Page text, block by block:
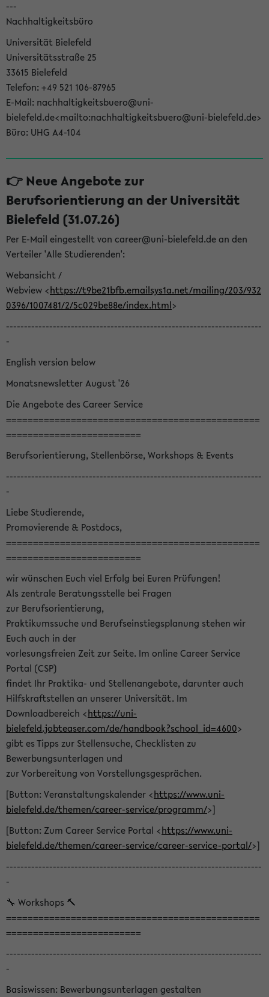
---
Nachhaltigkeitsbüro
Universität Bielefeld
Universitätsstraße 25
33615 Bielefeld
Telefon: +49 521 106-87965
E-Mail: nachhaltigkeitsbuero@uni-
bielefeld.de<mailto:nachhaltigkeitsbuero@uni-bielefeld.de>
Büro: UHG A4-104
👉 Neue Angebote zur
Berufsorientierung an der Universität
Bielefeld (31.07.26)
Per E-Mail eingestellt von career@uni-bielefeld.de an den
Verteiler 'Alle Studierenden':
Webansicht /
Webview <https://t9be21bfb.emailsys1a.net/mailing/203/932
0396/1007481/2/5c029be88e/index.html>
-----------------------------------------------------------------------
-
English version below
Monatsnewsletter August '26
Die Angebote des Career Service
===============================================
=========================
Berufsorientierung, Stellenbörse, Workshops & Events
-----------------------------------------------------------------------
-
Liebe Studierende,
Promovierende & Postdocs,
===============================================
=========================
wir wünschen Euch viel Erfolg bei Euren Prüfungen!
Als zentrale Beratungsstelle bei Fragen
zur Berufsorientierung,
Praktikumssuche und Berufseinstiegsplanung stehen wir
Euch auch in der
vorlesungsfreien Zeit zur Seite. Im online Career Service
Portal (CSP)
findet Ihr Praktika- und Stellenangebote, darunter auch
Hilfskraftstellen an unserer Universität. Im
Downloadbereich <https://uni-
bielefeld.jobteaser.com/de/handbook?school_id=4600>
gibt es Tipps zur Stellensuche, Checklisten zu
Bewerbungsunterlagen und
zur Vorbereitung von Vorstellungsgesprächen.
[Button: Veranstaltungskalender <https://www.uni-
bielefeld.de/themen/career-service/programm/>]
[Button: Zum Career Service Portal <https://www.uni-
bielefeld.de/themen/career-service/career-service-portal/>]
-----------------------------------------------------------------------
-
🔧 Workshops 🔨
===============================================
=========================
-----------------------------------------------------------------------
-
Basiswissen: Bewerbungsunterlagen gestalten